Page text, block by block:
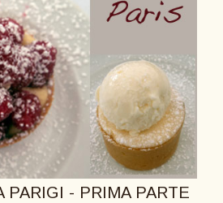
PARIGI - PRIMA PARTE